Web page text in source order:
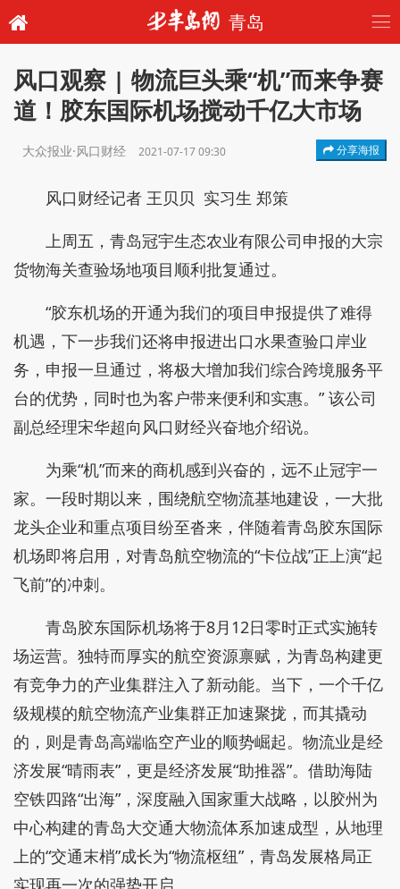
青岛
风口观察 | 物流巨头乘“机”而来争赛
道！胶东国际机场搅动千亿大市场
大众报业·风口财经 2021-07-17 09:30 分享海报
风口财经记者 王贝贝 实习生 郑策
上周五，青岛冠宇生态农业有限公司申报的大宗
货物海关查验场地项目顺利批复通过。
“胶东机场的开通为我们的项目申报提供了难得
机遇，下一步我们还将申报进出口水果查验口岸业
务，申报一旦通过，将极大增加我们综合跨境服务平
台的优势，同时也为客户带来便利和实惠。” 该公司
副总经理宋华超向风口财经兴奋地介绍说。
为乘“机”而来的商机感到兴奋的，远不止冠宇一
家。一段时期以来，围绕航空物流基地建设，一大批
龙头企业和重点项目纷至沓来，伴随着青岛胶东国际
机场即将启用，对青岛航空物流的“卡位战”正上演“起
飞前”的冲刺。
青岛胶东国际机场将于8月12日零时正式实施转
场运营。独特而厚实的航空资源禀赋，为青岛构建更
有竞争力的产业集群注入了新动能。当下，一个千亿
级规模的航空物流产业集群正加速聚拢，而其撬动
的，则是青岛高端临空产业的顺势崛起。物流业是经
济发展“晴雨表”，更是经济发展“助推器”。借助海陆
空铁四路“出海”，深度融入国家重大战略，以胶州为
中心构建的青岛大交通大物流体系加速成型，从地理
上的“交通末梢”成长为“物流枢纽”，青岛发展格局正
实现再一次的强势开启。